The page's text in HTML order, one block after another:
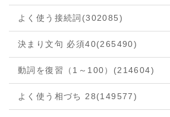
よく使う接続詞 (302085)
決まり文句 必須40(265490)
動詞を復習（1～100） (214604)
よく使う相づち 28(149577)